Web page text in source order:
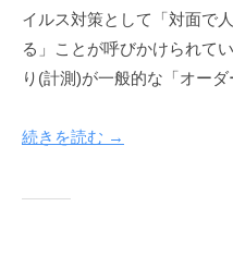
イルス対策として「対面で
る」ことが呼びかけられて
り(計測)が一般的な「オー
続きを読む →